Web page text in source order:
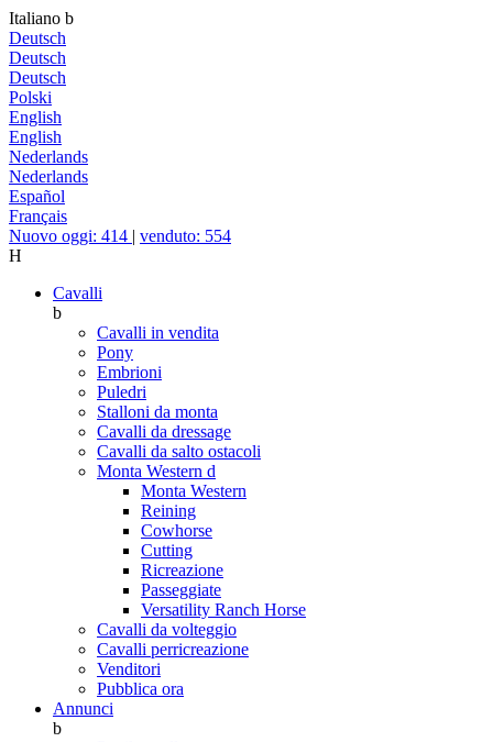
Italiano b
Deutsch
Deutsch
Deutsch
Polski
English
English
Nederlands
Nederlands
Español
Français
Nuovo oggi: 414 | venduto: 554
H
Cavalli
b
Cavalli in vendita
Pony
Embrioni
Puledri
Stalloni da monta
Cavalli da dressage
Cavalli da salto ostacoli
Monta Western d
Monta Western
Reining
Cowhorse
Cutting
Ricreazione
Passeggiate
Versatility Ranch Horse
Cavalli da volteggio
Cavalli perricreazione
Venditori
Pubblica ora
Annunci
b